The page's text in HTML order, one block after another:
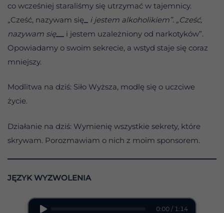
co wcześniej staraliśmy się utrzymać w tajemnicy.
„Cześć, nazywam się
i jestem alkoholikiem”. „Cześć,
nazywam się__
i jestem uzależniony od narkotyków”.
Opowiadamy o swoim sekrecie, a wstyd staje się coraz
mniejszy.
Modlitwa na dziś: Siło Wyższa, modlę się o uczciwe
życie.
Działanie na dziś: Wymienię wszystkie sekrety, które
skrywam. Porozmawiam o nich z moim sponsorem.
JĘZYK WYZWOLENIA
0:00 / 1:14